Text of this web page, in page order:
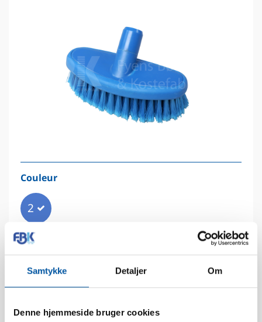
Samtykke Detaljer Om
Denne hjemmeside bruger cookies
Couleur
2
Caractéristiques techniques